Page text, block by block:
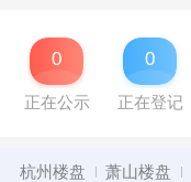
0
正在公示
0
正在登记
杭州楼盘 萧山楼盘